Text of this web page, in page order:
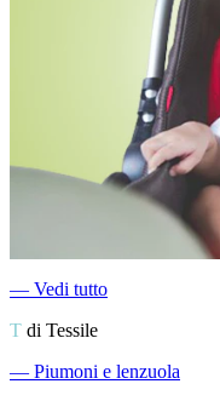
― Vedi tutto
T di Tessile
― Piumoni e lenzuola